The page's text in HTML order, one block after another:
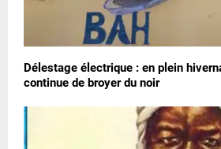
Délestage électrique : en plein
continue de broyer du noir